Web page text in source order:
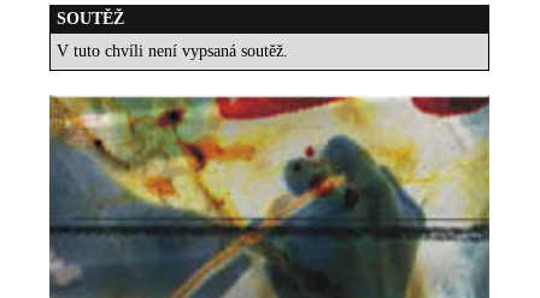
SOUTĚŽ
V tuto chvíli není vypsaná soutěž.